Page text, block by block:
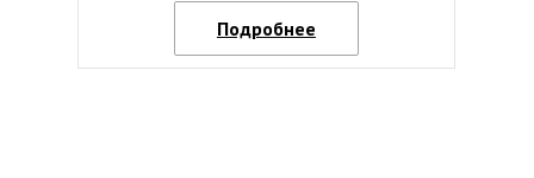
Подробнее